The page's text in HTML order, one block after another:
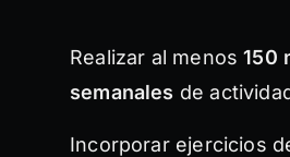
Realizar al menos150
semanales de
Incorporar ejercicios